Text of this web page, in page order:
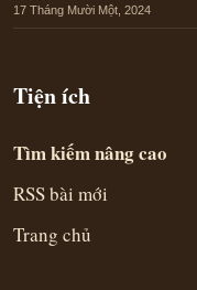
17 Tháng Mười Một, 2024
Tiện ích
Tìm kiếm nâng cao
RSS bài mới
Trang chủ